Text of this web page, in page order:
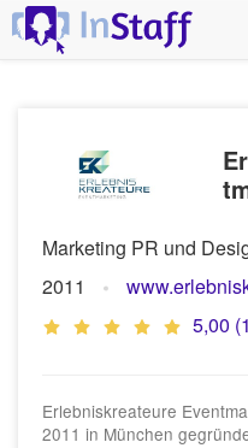
Marketing PR und
2011
5,00
Erlebniskreateure
2011 in München